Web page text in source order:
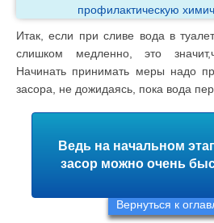
профилактическую
Итак, если при сливе вода в
слишком медленно, это
Начинать принимать меры надо
засора, не дожидаясь, пока вода
Ведь на начальном
засор можно очень
Вернуться к